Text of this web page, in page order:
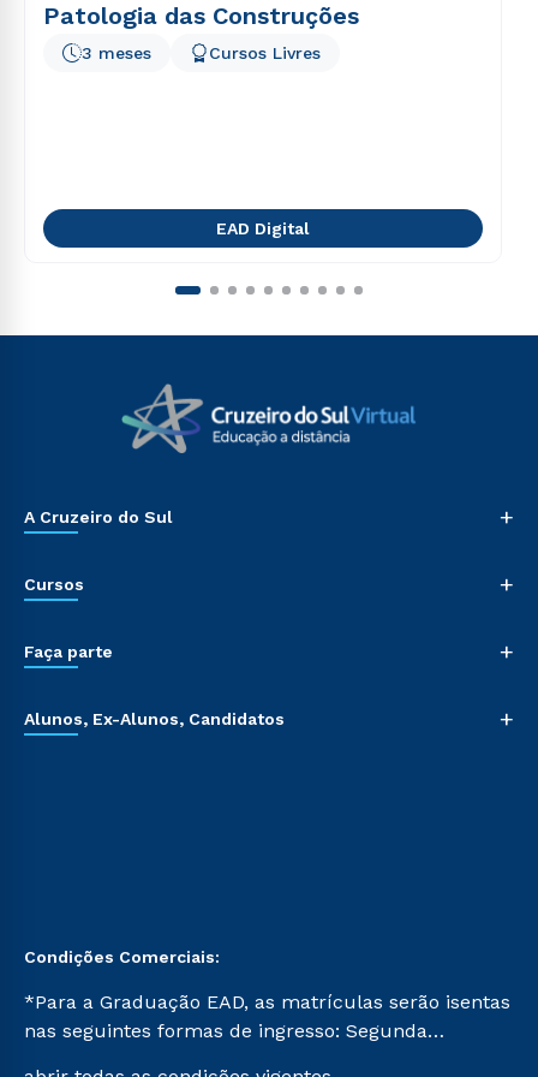
Patologia das Construções
3 meses Cursos Livres
EAD Digital
A Cruzeiro do Sul +
Cursos +
Faça parte +
Alunos, Ex-Alunos, Candidatos +
Condições Comerciais:
*Para a Graduação EAD, as matrículas serão isentas
nas seguintes formas de ingresso: Segunda